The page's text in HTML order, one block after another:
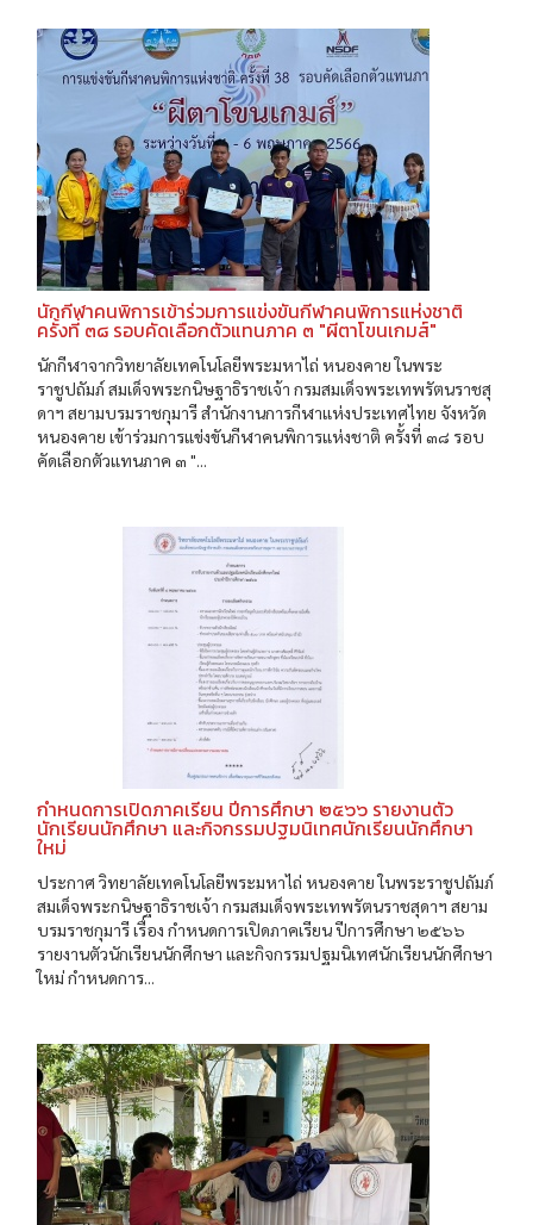
นักกีฬาคนพิการเข้าร่วมการแข่งขันกีฬาคนพิการแห่งชาติ
ครั้งที่ ๓๘ รอบคัดเลือกตัวแทนภาค ๓ "ผีตาโขนเกมส์"
นักกีฬาจากวิทยาลัยเทคโนโลยีพระมหาไถ่ หนองคาย ในพระ
ราชูปถัมภ์ สมเด็จพระกนิษฐาธิราชเจ้า กรมสมเด็จพระเทพรัตนราชสุ
ดาฯ สยามบรมราชกุมารี สำนักงานการกีฬาแห่งประเทศไทย จังหวัด
หนองคาย เข้าร่วมการแข่งขันกีฬาคนพิการแห่งชาติ ครั้งที่ ๓๘ รอบ
คัดเลือกตัวแทนภาค ๓ "...
กำหนดการเปิดภาคเรียน ปีการศึกษา ๒๕๖๖ รายงานตัว
นักเรียนนักศึกษา และกิจกรรมปฐมนิเทศนักเรียนนักศึกษา
ใหม่
ประกาศ วิทยาลัยเทคโนโลยีพระมหาไถ่ หนองคาย ในพระราชูปถัมภ์
สมเด็จพระกนิษฐาธิราชเจ้า กรมสมเด็จพระเทพรัตนราชสุดาฯ สยาม
บรมราชกุมารี เรื่อง กำหนดการเปิดภาคเรียน ปีการศึกษา ๒๕๖๖
รายงานตัวนักเรียนนักศึกษา และกิจกรรมปฐมนิเทศนักเรียนนักศึกษา
ใหม่ กำหนดการ...